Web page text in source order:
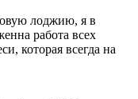
лоджию, я в
работа всех
которая всегда на